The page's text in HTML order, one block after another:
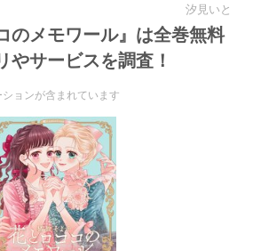
汐見いと
のメモワール』は全巻無料
やサービスを調査！
ョンが含まれています